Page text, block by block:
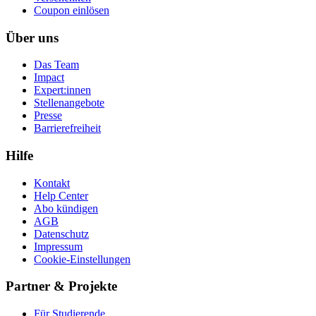
Coupon einlösen
Über uns
Das Team
Impact
Expert:innen
Stellenangebote
Presse
Barrierefreiheit
Hilfe
Kontakt
Help Center
Abo kündigen
AGB
Datenschutz
Impressum
Cookie-Einstellungen
Partner & Projekte